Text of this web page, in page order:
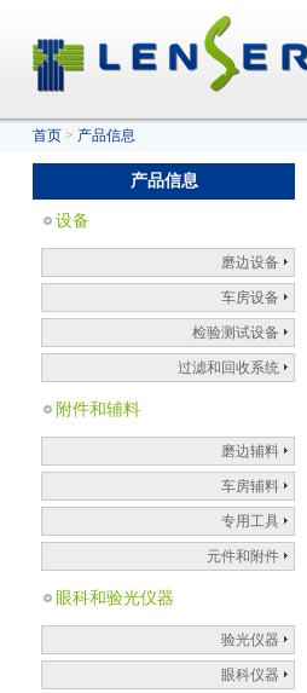
首页 > 产品信息
产品信息
设备
磨边设备
车房设备
检验测试设备
过滤和回收系统
附件和辅料
磨边辅料
车房辅料
专用工具
元件和附件
眼科和验光仪器
验光仪器
眼科仪器